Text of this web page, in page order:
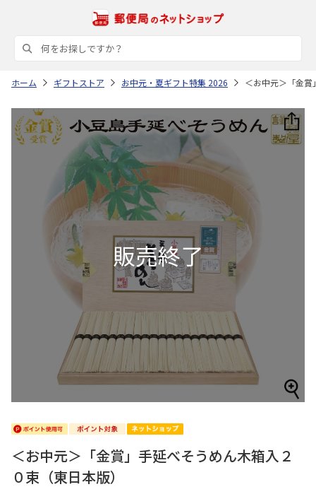
ホーム ギフトストア お中元・夏ギフト特集 2026 ＜お中元＞「金
＜お中元＞「金賞」手延べそうめん木箱入２
０束（東日本版）